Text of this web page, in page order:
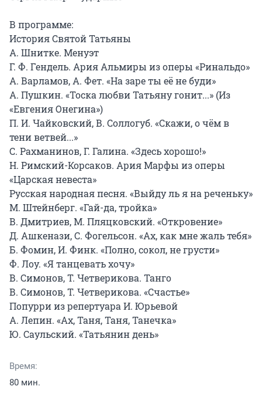
В программе:
История Святой Татьяны
А. Шнитке. Менуэт
Г. Ф. Гендель. Ария Альмиры из оперы «Ринальдо»
А. Варламов, А. Фет. «На заре ты её не буди»
А. Пушкин. «Тоска любви Татьяну гонит...» (Из
«Евгения Онегина»)
П. И. Чайковский, В. Соллогуб. «Скажи, о чём в
тени ветвей...»
С. Рахманинов, Г. Галина. «Здесь хорошо!»
Н. Римский-Корсаков. Ария Марфы из оперы
«Царская невеста»
Русская народная песня. «Выйду ль я на реченьку»
М. Штейнберг. «Гай-да, тройка»
В. Дмитриев, М. Пляцковский. «Откровение»
Д. Ашкенази, С. Фогельсон. «Ах, как мне жаль тебя»
Б. Фомин, И. Финк. «Полно, сокол, не грусти»
Ф. Лоу. «Я танцевать хочу»
В. Симонов, Т. Четверикова. Танго
В. Симонов, Т. Четверикова. «Счастье»
Попурри из репертуара И. Юрьевой
А. Лепин. «Ах, Таня, Таня, Танечка»
Ю. Саульский. «Татьянин день»
Время:
80 мин.